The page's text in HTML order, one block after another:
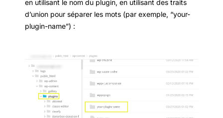
en utilisant le nom du plugin, en utilisant des traits
d’union pour séparer les mots (par exemple, “your-
plugin-name”) :